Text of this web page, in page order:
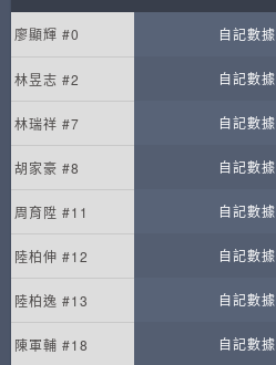
廖顯輝 #0 自記數據
林昱志 #2 自記數據
林瑞祥 #7 自記數據
胡家豪 #8 自記數據
周育陞 #11 自記數據
陸柏伸 #12 自記數據
陸柏逸 #13 自記數據
陳軍輔 #18 自記數據